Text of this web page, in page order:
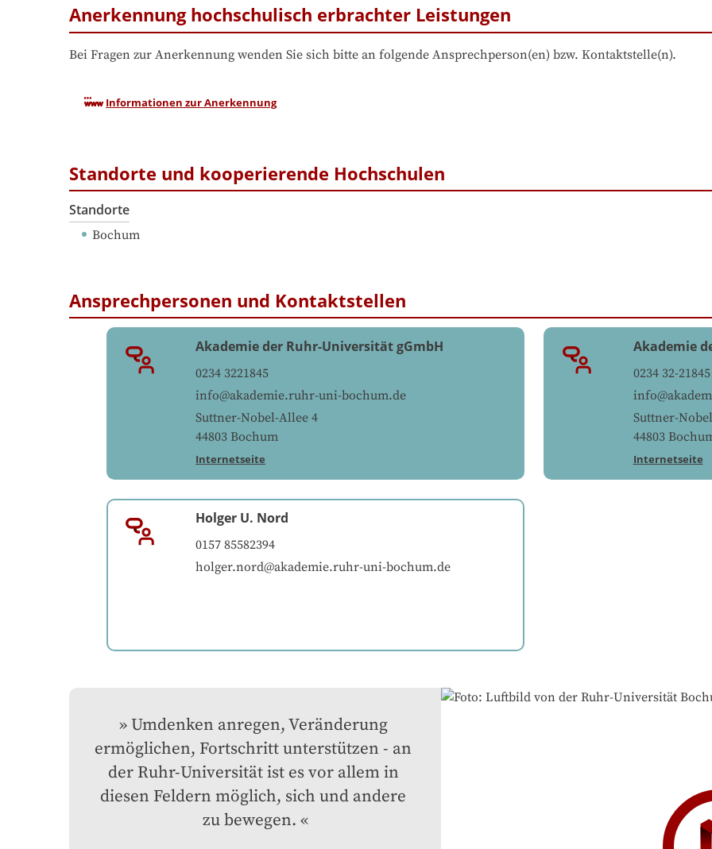
Anerkennung hochschulisch erbrachter Leistungen
Bei Fragen zur Anerkennung wenden Sie sich bitte an folgende Ansprechperson(en) bzw. Kontaktstelle(n).
Informationen zur Anerkennung
Standorte und kooperierende Hochschulen
Standorte
Bochum
Ansprechpersonen und Kontaktstellen
Akademie der Ruhr-Universität gGmbH
0234 3221845
info@akademie.ruhr-uni-bochum.de
Suttner-Nobel-Allee 4
44803 Bochum
Internetseite
Akademie
0234 32-21845
Suttner-
44803
Internetseite
Holger U. Nord
0157 85582394
holger.nord@akademie.ruhr-uni-bochum.de
Umdenken anregen, Veränderung
ermöglichen, Fortschritt unterstützen - an
der Ruhr-Universität ist es vor allem in
diesen Feldern möglich, sich und andere
zu bewegen.